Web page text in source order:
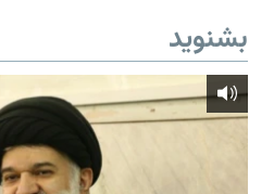
بشنوید